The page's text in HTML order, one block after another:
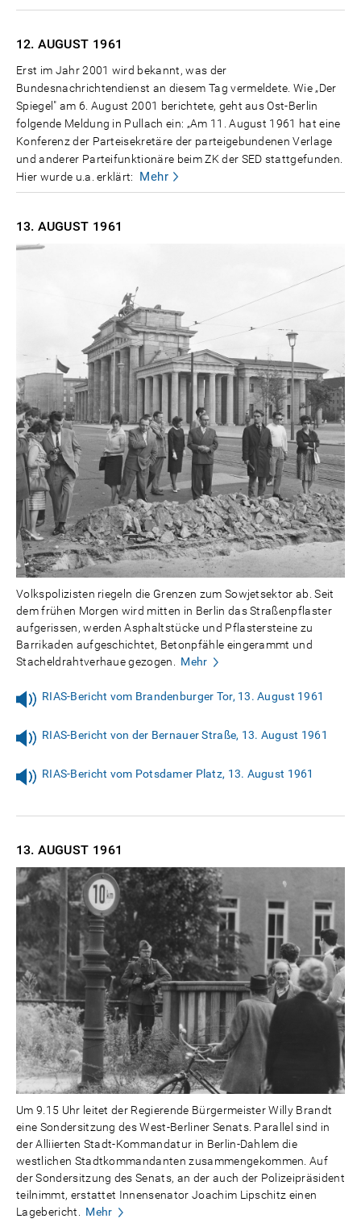
12. AUGUST 1961
Erst im Jahr 2001 wird bekannt, was der
Bundesnachrichtendienst an diesem Tag vermeldete. Wie „Der
Spiegel" am 6. August 2001 berichtete, geht aus Ost-Berlin
folgende Meldung in Pullach ein: „Am 11. August 1961 hat eine
Konferenz der Parteisekretäre der parteigebundenen Verlage
und anderer Parteifunktionäre beim ZK der SED stattgefunden.
Hier wurde u.a. erklärt:
Mehr
13. AUGUST 1961
Volkspolizisten riegeln die Grenzen zum Sowjetsektor ab. Seit
dem frühen Morgen wird mitten in Berlin das Straßenpflaster
aufgerissen, werden Asphaltstücke und Pflastersteine zu
Barrikaden aufgeschichtet, Betonpfähle eingerammt und
Stacheldrahtverhaue gezogen.
Mehr
RIAS-Bericht vom Brandenburger Tor, 13. August 1961
RIAS-Bericht von der Bernauer Straße, 13. August 1961
RIAS-Bericht vom Potsdamer Platz, 13. August 1961
13. AUGUST 1961
Um 9.15 Uhr leitet der Regierende Bürgermeister Willy Brandt
eine Sondersitzung des West-Berliner Senats. Parallel sind in
der Alliierten Stadt-Kommandatur in Berlin-Dahlem die
westlichen Stadtkommandanten zusammengekommen. Auf
der Sondersitzung des Senats, an der auch der Polizeipräsident
teilnimmt, erstattet Innensenator Joachim Lipschitz einen
Lagebericht.
Mehr